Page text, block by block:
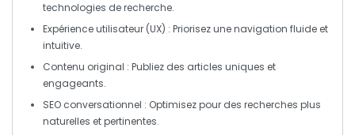
technologies de recherche.
Expérience utilisateur (UX) : Priorisez une navigation fluide et
intuitive.
Contenu original : Publiez des articles uniques et
engageants.
SEO conversationnel : Optimisez pour des recherches plus
naturelles et pertinentes.